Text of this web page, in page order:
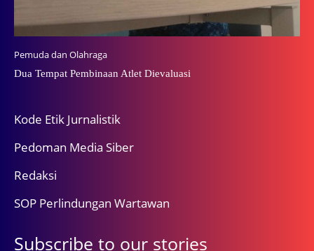
Pemuda dan Olahraga
Dua Tempat Pembinaan Atlet Dievaluasi
Kode Etik Jurnalistik
Pedoman Media Siber
Redaksi
SOP Perlindungan Wartawan
Subscribe to our stories